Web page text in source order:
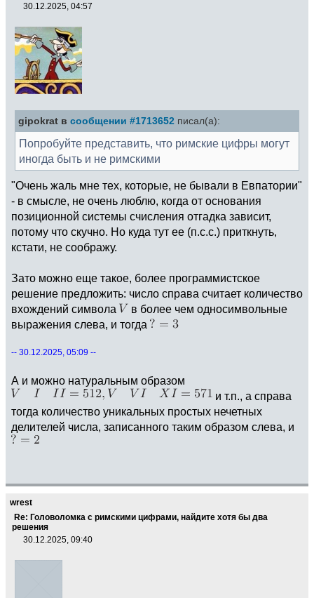
30.12.2025, 04:57
gipokrat в сообщении #1713652 писал(а):
Попробуйте представить, что римские цифры могут
иногда быть и не римскими
"Очень жаль мне тех, которые, не бывали в Евпатории"
- в смысле, не очень люблю, когда от основания
позиционной системы счисления отгадка зависит,
потому что скучно. Но куда тут ее (п.с.с.) приткнуть,
кстати, не соображу.
Зато можно еще такое, более программистское
решение предложить: число справа считает количество
вхождений символа
в более чем односимвольные
выражения слева, и тогда
-- 30.12.2025, 05:09 --
А и можно натуральным образом
и т.п., а справа
тогда количество уникальных простых нечетных
делителей числа, записанного таким образом слева, и
wrest
Re: Головоломка с римскими цифрами, найдите хотя бы два
решения
30.12.2025, 09:40